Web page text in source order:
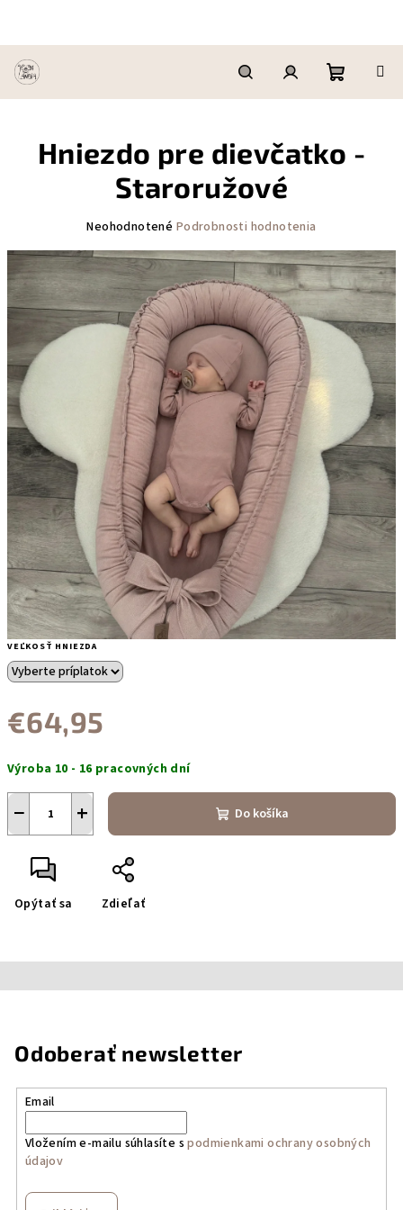
obsah
HľadaťPrihlásenie
košík
VEĽKOSŤ HNIEZDA
€64,95
cena:
Výroba 10 - 16 pracovných dní
+
− Do košíka
Opýtať sa Zdieľať
Hniezdo pre dievčatko -
Staroružové
produktu
je
0,0
z
hviezdičiek.
Neohodnotené Podrobnosti hodnotenia
Odoberať newsletter
Email
Vložením e-mailu súhlasíte spodmienkami ochrany osobných
údajov